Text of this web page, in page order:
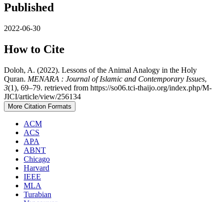
Published
2022-06-30
How to Cite
Doloh, A. (2022). Lessons of the Animal Analogy in the Holy
Quran. MENARA : Journal of Islamic and Contemporary Issues,
3(1), 69–79. retrieved from https://so06.tci-thaijo.org/index.php/M-
JICI/article/view/256134
More Citation Formats
ACM
ACS
APA
ABNT
Chicago
Harvard
IEEE
MLA
Turabian